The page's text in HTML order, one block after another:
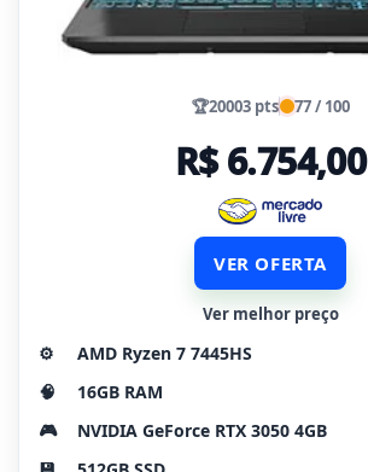
🏆20003 pts 77 / 100
R$ 6.754,00
VER OFERTA
Ver melhor preço
⚙️
AMD Ryzen 7 7445HS
🧠
16GB RAM
🎮
NVIDIA GeForce RTX 3050 4GB